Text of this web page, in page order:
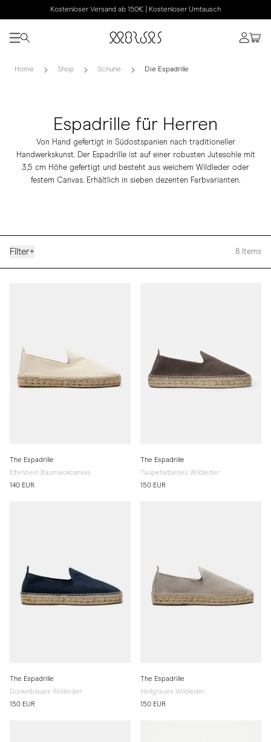
Kostenloser Versand ab 150€ | Kostenloser Umtausch
Home Shop Schuhe Die Espadrille
Espadrille für Herren
Von Hand gefertigt in Südostspanien nach traditioneller
Handwerkskunst. Der Espadrille ist auf einer robusten Jutesohle mit
3,5 cm Höhe gefertigt und besteht aus weichem Wildleder oder
festem Canvas. Erhältlich in sieben dezenten Farbvarianten.
Filter+ 8 Items
The Espadrille
Elfenbein Baumwollcanvas
140 EUR
The Espadrille
Taupefarbenes Wildleder
150 EUR
The Espadrille
Dunkelblaues Wildleder
150 EUR
The Espadrille
Hellgraues Wildleder
150 EUR